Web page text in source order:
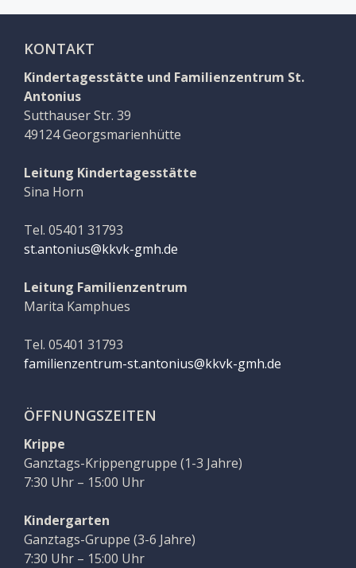
KONTAKT
Kindertagesstätte und Familienzentrum St.
Antonius
Sutthauser Str. 39
49124 Georgsmarienhütte
Leitung Kindertagesstätte
Sina Horn
Tel. 05401 31793
st.antonius@kkvk-gmh.de
Leitung Familienzentrum
Marita Kamphues
Tel. 05401 31793
familienzentrum-st.antonius@kkvk-gmh.de
ÖFFNUNGSZEITEN
Krippe
Ganztags-Krippengruppe (1-3 Jahre)
7:30 Uhr – 15:00 Uhr
Kindergarten
Ganztags-Gruppe (3-6 Jahre)
7:30 Uhr – 15:00 Uhr